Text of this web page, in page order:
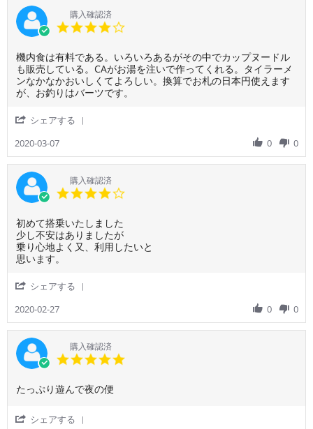
Mar
2020
も
思
っ
よ
り
広
く、
務
員
の
対
応
も
良
か
た
で
す。
利
用
者
on
16
Mar
2020
購入確認済
Review
by
ご
利
者
様
on
7
Mar
2020
review
stating
機
内
は
カ
ッ
プ
ヌ
ー
ド
ル
機内食は有料である。いろいろあるがその中でカップヌードル
も販売している。CAがお湯を注いで作ってくれる。タイラーメ
ンなかなかおいしくてよろしい。換算でお札の日本円使えます
が、お釣りはバーツです。
シェアする
by
ご
利
用
者
on
7
Mar
2020-03-07 0 0
購入確認済
Review
by
ご
利
者
様
on
27
Feb
2020
review
stating
初
の
ッ
ク
ス
ク
ー
ト
初めて搭乗いたしました
少し不安はありましたが
乗り心地よく又、利用したいと
思います。
シェアする
by
ご
利
用
者
on
2020-02-27 0 0
購入確認済
Review
ご
利
review
た
っ
たっぷり遊んで夜の便
シェアする